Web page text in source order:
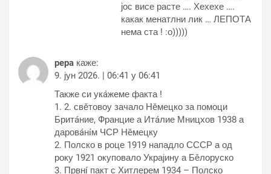
јос висе расте …. Хехехе ….
какак менатлни лик … ЛЕПОТА
нема ста ! :о)))))
pepa каже:
9. јун 2026. | 06:41 у 06:41
Также си укáжеме факта !
1. 2. свěтовоу зачало Нěмецко за помоци
Бритáние, Францие а Итáлие Мницхов 1938 а
даровáнíм ЧСР Нěмецку
2. Полско в роце 1919 нападло СССР а од
року 1921 окуповало Украјину а Бěлоруско
3. Првнí пакт с Хитлерем 1934 – Полско